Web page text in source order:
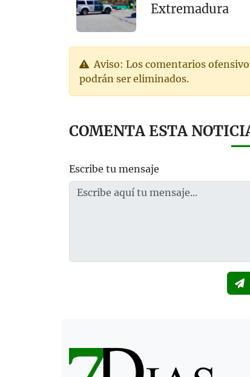
Extremadura
Aviso: Los comentarios
podrán ser eliminados.
COMENTA ESTA
Escribe tu mensaje